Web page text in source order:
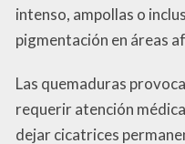
intenso, ampollas o
pigmentación en áreas
Las quemaduras
requerir atención
dejar cicatrices